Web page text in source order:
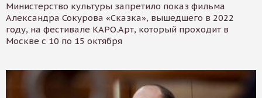
Министерство культуры запретило показ фильма
Александра Сокурова «Сказка», вышедшего в 2022
году, на фестивале КАРО.Арт, который проходит в
Москве с 10 по 15 октября